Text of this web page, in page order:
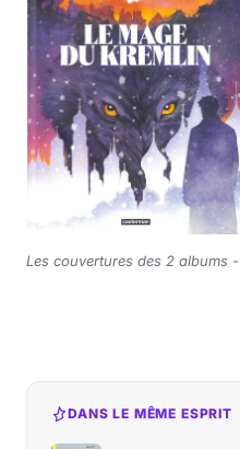
Les couvertures des 2 albums -
DANS LE MÊME ESPRIT